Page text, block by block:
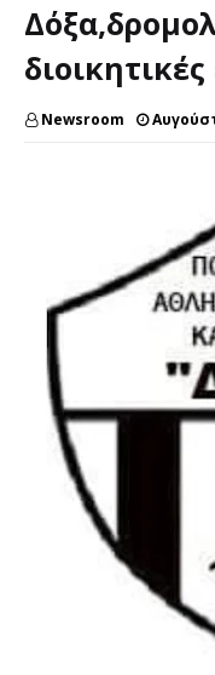
διοικητικές
Newsroom